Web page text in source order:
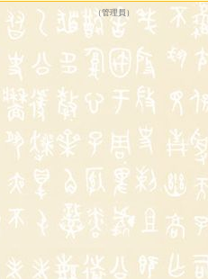
（管理員 ）